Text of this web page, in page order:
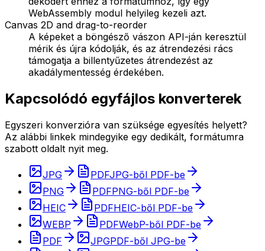
WebAssembly modul helyileg kezeli azt.
Canvas 2D and drag-to-reorder
A képeket a böngésző vászon API-ján keresztül
mérik és újra kódolják, és az átrendezési rács
támogatja a billentyűzetes átrendezést az
akadálymentesség érdekében.
Kapcsolódó egyfájlos konverterek
Egyszeri konverzióra van szüksége egyesítés helyett?
Az alábbi linkek mindegyike egy dedikált, formátumra
szabott oldalt nyit meg.
JPG PDFJPG-ből PDF-be
PNG
PDFPNG-ből PDF-be
HEIC
PDFHEIC-ből PDF-be
WEBP
PDFWebP-ből PDF-be
PDF
JPGPDF-ből JPG-be